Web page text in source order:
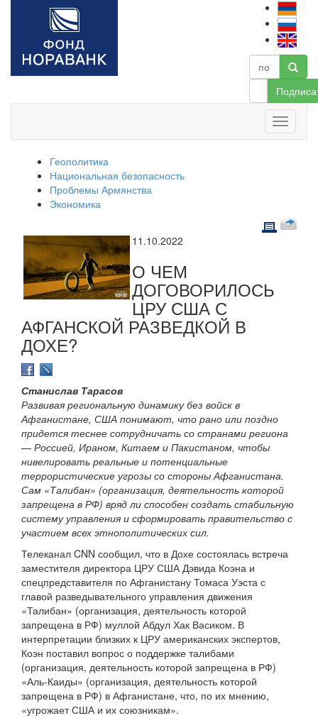
Геополитика
Национальная безопасность
Проблемы Армянства
Экономика
11.10.2022
О ЧЕМ
ДОГОВОРИЛОСЬ
ЦРУ США С
АФГАНСКОЙ РАЗВЕДКОЙ В
ДОХЕ?
Станислав Тарасов
Развивая региональную динамику без войск в
Афганистане, США понимают, что рано или поздно
придется теснее сотрудничать со странами региона
— Россией, Ираном, Китаем и Пакистаном, чтобы
нивелировать реальные и потенциальные
террористические угрозы со стороны Афганистана.
Сам «Талибан» (организация, деятельность которой
запрещена в РФ) вряд ли способен создать стабильную
систему управления и сформировать правительство с
участием всех этнополитических сил.
Телеканал CNN сообщил, что в Дохе состоялась встреча
заместителя директора ЦРУ США Дэвида Коэна и
спецпредставителя по Афганистану Томаса Уэста с
главой разведывательного управления движения
«Талибан» (организация, деятельность которой
запрещена в РФ) муллой Абдул Хак Васиком. В
интерпретации близких к ЦРУ американских экспертов,
Коэн поставил вопрос о поддержке талибами
(организация, деятельность которой запрещена в РФ)
«Аль-Каиды» (организация, деятельность которой
запрещена в РФ) в Афганистане, что, по их мнению,
«угрожает США и их союзникам».